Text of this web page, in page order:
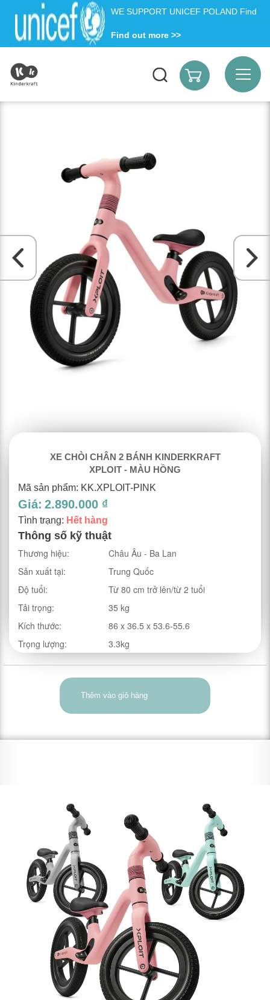
WE SUPPORT UNICEF POLAND Find
Find out more >>
XE CHÒI CHÂN 2 BÁNH KINDERKRAFT
XPLOIT - MÀU HỒNG
Mã sản phẩm: KK.XPLOIT-PINK
Giá: 2.890.000 ₫
Tình trạng: Hết hàng
Thông số kỹ thuật
Thương hiệu:
Châu Âu - Ba Lan
Sản xuất tại:
Trung Quốc
Độ tuổi:
Từ 80 cm trở lên/từ 2 tuổi
Tải trọng:
35 kg
Kích thước:
86 x 36.5 x 53.6-55.6
Trọng lượng:
3.3kg
Thêm vào giỏ hàng